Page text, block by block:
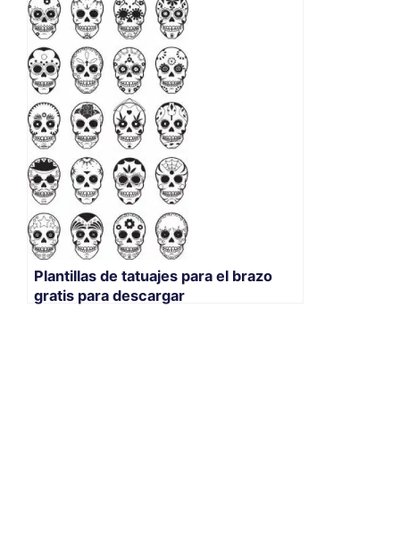
Plantillas de tatuajes para el brazo
gratis para descargar